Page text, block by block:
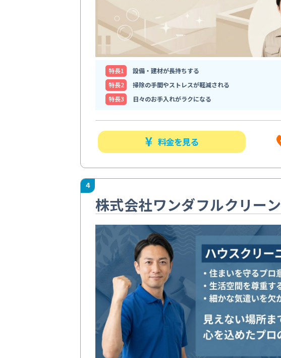
特⻑1
設備・建材が長持ちする
特⻑2
掃除の手間やストレスが軽減される
特⻑3
日々のお手入れがラクになる
料金を見る
4
株式会社ワンダフルクリーン